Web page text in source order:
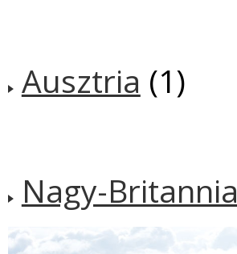
Ausztria (1)
Nagy-Britannia